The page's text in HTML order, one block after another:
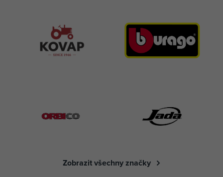
Zobrazit všechny značky